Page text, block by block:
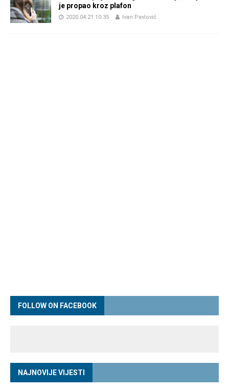
je propao kroz plafon
2020.04.21 10:35 Ivan Pavlović
FOLLOW ON FACEBOOK
NAJNOVIJE VIJESTI